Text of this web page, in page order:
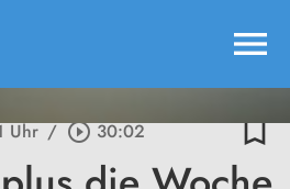
menu
Uhr / play_circle_outline30:02 bookmark_border